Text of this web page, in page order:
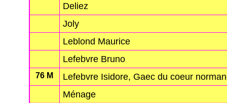
Deliez
Joly
Leblond Maurice
Lefebvre Bruno
76 M
Lefebvre Isidore, Gaec du coeur
Ménage